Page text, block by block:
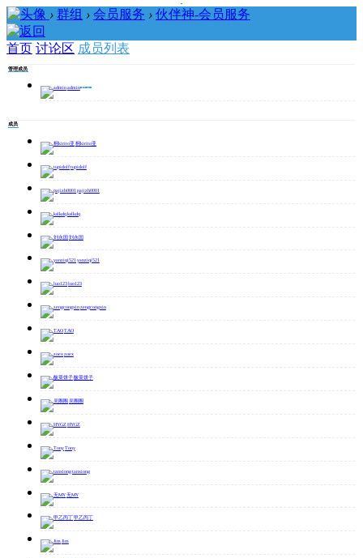
› 群组 › 会员服务 › 伙伴神-会员服务
神-会
员服
务
排名 1
首页 讨论区 成员列表
管理成员
admin 群主
成员
桐kirito亚
tupidolf
pajizh0001
kslkdq
刘永国
yanziqi521
luo123
zengcongxin
TAO
zoex
酸菜饼子
吴圈圈
HYGZ
Tony
tanxiong
无MY
甲乙丙丁
Jim